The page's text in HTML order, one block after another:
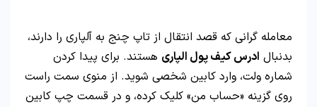
معامله گرانی که قصد انتقال از تاپ چنج به آلپاری را دارند،
بدنبال ادرس کیف پول الپاری هستند. برای پیدا کردن
شماره ولت، وارد کابین شخصی شوید. از منوی سمت راست
روی گزینه «حساب من» کلیک کرده، و در قسمت چپ کابین